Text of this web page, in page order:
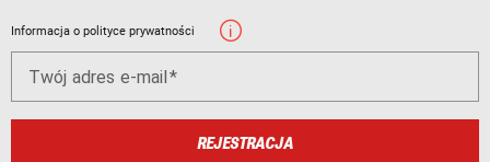
Informacja o polityce prywatności
Twój adres e-mail
REJESTRACJA